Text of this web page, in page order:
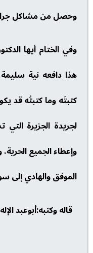
وحصل من مشاكل
وفي الختام أيها
هذا دافعه نية
كتبتَه وما كتبتُه قد
لجريدة الجزيرة
وإعطاء الجميع
الموفق والهادي إلى
قاله وكتبه:أبوعبد